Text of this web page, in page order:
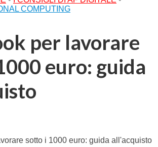
COMPUTING
per lavorare
euro: guida